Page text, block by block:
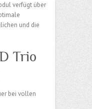
verfügt über
und die
Trio
bei vollen